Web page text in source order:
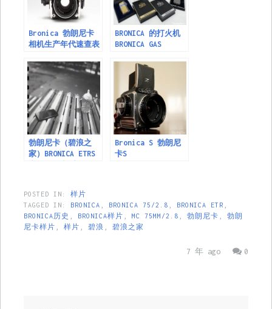
Bronica 勃朗尼卡
相机生产年代速查表
BRONICA 的打火机
BRONICA GAS
勃朗尼卡（碧浪之
家）BRONICA ETRS
Bronica S 勃朗尼
卡S
POSTED IN: 样片
TAGGED IN:
BRONICA BRONICA 75/2.8 BRONICA ETR
BRONICA历史
BRONICA样片 MC 75MM/2.8 勃朗尼卡
勃朗
尼卡样片
样片 碧浪 碧浪之家
0
7 年 ago